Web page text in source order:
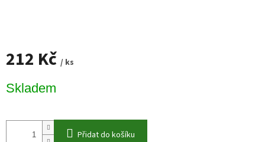
212 Kč / ks
cena:
Skladem
Přidat do košíku